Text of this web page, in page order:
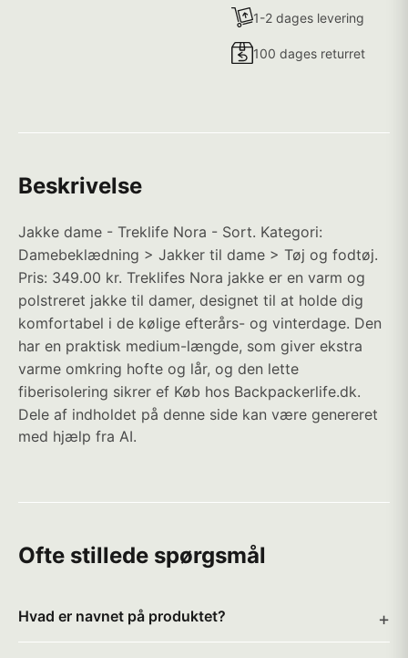
1-2 dages levering
100 dages returret
Beskrivelse
Jakke dame - Treklife Nora - Sort. Kategori:
Damebeklædning > Jakker til dame > Tøj og fodtøj.
Pris: 349.00 kr. Treklifes Nora jakke er en varm og
polstreret jakke til damer, designet til at holde dig
komfortabel i de kølige efterårs- og vinterdage. Den
har en praktisk medium-længde, som giver ekstra
varme omkring hofte og lår, og den lette
fiberisolering sikrer ef Køb hos Backpackerlife.dk.
Dele af indholdet på denne side kan være genereret
med hjælp fra AI.
Ofte stillede spørgsmål
Hvad er navnet på produktet?